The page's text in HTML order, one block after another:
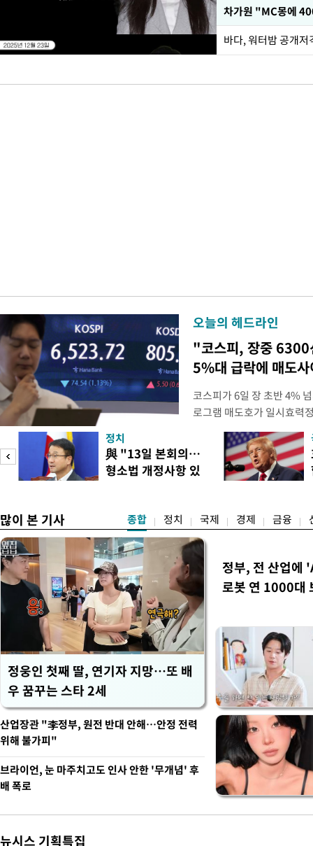
바다, 워터밤 공개
오늘의 헤드라인
"코스피, 장중 6300
5%대 급락에 매도사
코스피가 6일 장 초반 4%
로그램 매도호가 일시효력
한국거래소는 이날 오전
했다고 밝혔다. 발동 당시
대비 5.12% 급락한 987.24
스피200을 기초자산으로
정치
與 "13일 본회의…
형소법 개정사항 있
많이 본 기사 종합 정치 국제 경제 금융
정웅인 첫째 딸, 연기자 지망…또 배
우 꿈꾸는 스타 2세
정부, 전 산업
로봇 연 1000대
산업장관 "李정부, 원전 반대 안해…안정 전력
위해 불가피"
브라이언, 눈 마주치고도 인사 안한 '무개념' 후
배 폭로
뉴시스 기획특집